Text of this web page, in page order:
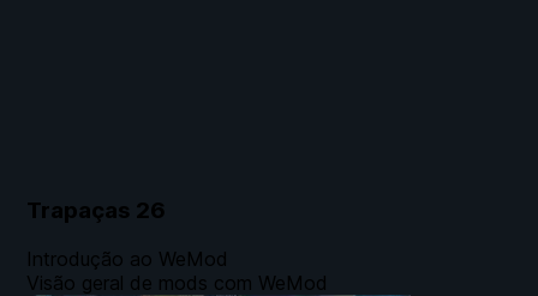
Trapaças 26
Introdução ao WeMod
Visão geral de mods com WeMod